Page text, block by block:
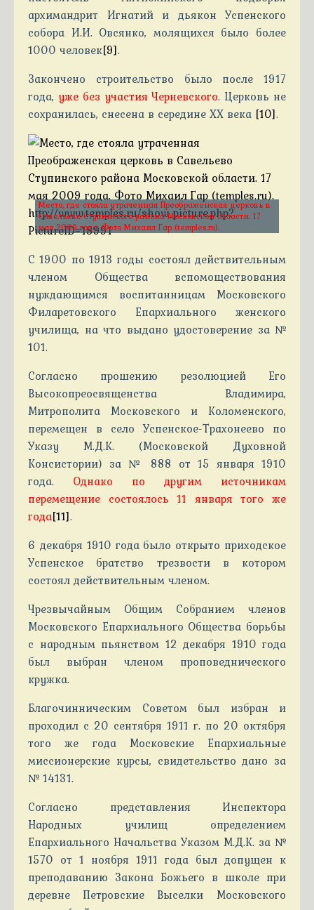
архимандрит Игнатий и дьякон Успенского
собора И.И. Овсянко, молящихся было более
1000 человек[9].
Закончено строительство было после 1917
года, уже без участия Черневского. Церковь не
сохранилась, снесена в середине XX века [10].
Место, где стояла утраченная Преображенская церковь в
Савельево Ступинского района Московской области. 17
мая 2009 года. Фото Михаил Гар (temples.ru).
С 1900 по 1913 годы состоял действительным
членом Общества вспомоществования
нуждающимся воспитанницам Московского
Филаретовского Епархиального женского
училища, на что выдано удостоверение за №
101.
Согласно прошению резолюцией Его
Высокопреосвященства Владимира,
Митрополита Московского и Коломенского,
перемещен в село Успенское-Трахонеево по
Указу М.Д.К. (Московской Духовной
Консистории) за № 888 от 15 января 1910
года. Однако по другим источникам
перемещение состоялось 11 января того же
года[11].
6 декабря 1910 года было открыто приходское
Успенское братство трезвости в котором
состоял действительным членом.
Чрезвычайным Общим Собранием членов
Московского Епархиального Общества борьбы
с народным пьянством 12 декабря 1910 года
был выбран членом проповеднического
кружка.
Благочинническим Советом был избран и
проходил с 20 сентября 1911 г. по 20 октября
того же года Московские Епархиальные
миссионерские курсы, свидетельство дано за
№ 14131.
Согласно представления Инспектора
Народных училищ определением
Епархиального Начальства Указом М.Д.К. за №
1570 от 1 ноября 1911 года был допущен к
преподаванию Закона Божьего в школе при
деревне Петровские Выселки Московского